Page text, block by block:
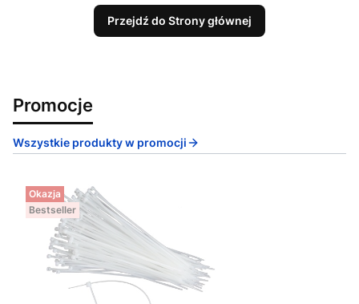
Przejdź do Strony głównej
Promocje
Wszystkie produkty w promocji
Okazja
Bestseller